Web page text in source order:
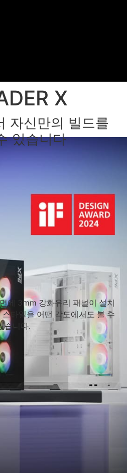
X
자신만의 빌드를
있습니다
에 3mm 강화유리 패널이 설치
타일을 어떤 각도에서도 볼 수
습니다.